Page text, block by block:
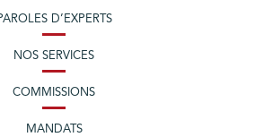
D’EXPERTS
NOS SERVICES
COMMISSIONS
MANDATS